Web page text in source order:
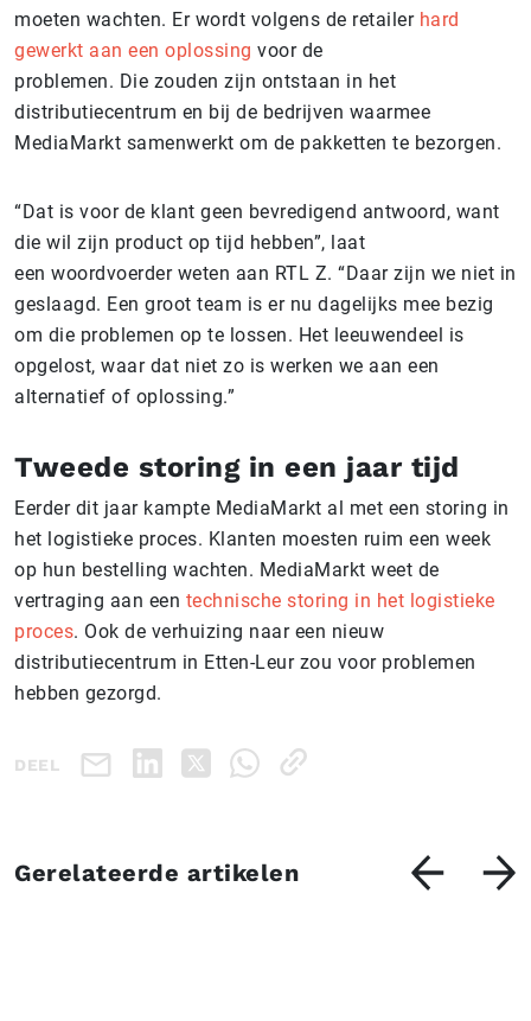
moeten wachten. Er wordt volgens de retailer hard
gewerkt aan een oplossing voor de
problemen. Die zouden zijn ontstaan in het
distributiecentrum en bij de bedrijven waarmee
MediaMarkt samenwerkt om de pakketten te bezorgen.
“Dat is voor de klant geen bevredigend antwoord, want
die wil zijn product op tijd hebben”, laat
een woordvoerder weten aan RTL Z. “Daar zijn we niet in
geslaagd. Een groot team is er nu dagelijks mee bezig
om die problemen op te lossen. Het leeuwendeel is
opgelost, waar dat niet zo is werken we aan een
alternatief of oplossing.”
Tweede storing in een jaar tijd
Eerder dit jaar kampte MediaMarkt al met een storing in
het logistieke proces. Klanten moesten ruim een week
op hun bestelling wachten. MediaMarkt weet de
vertraging aan een technische storing in het logistieke
proces. Ook de verhuizing naar een nieuw
distributiecentrum in Etten-Leur zou voor problemen
hebben gezorgd.
DEEL
Gerelateerde artikelen